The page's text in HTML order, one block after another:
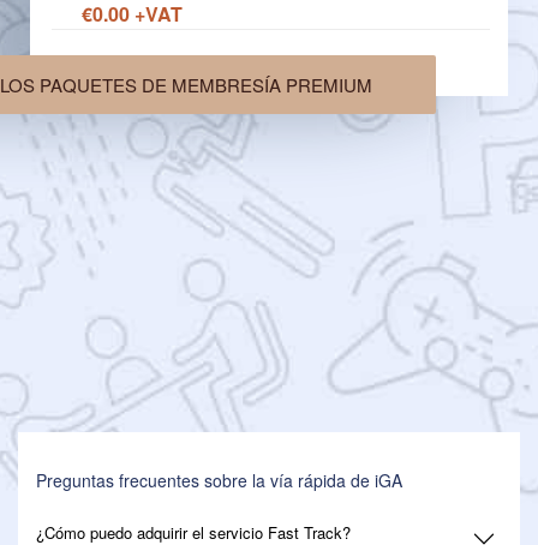
Preguntas frecuentes sobre la vía rápida de iGA
¿Cómo puedo adquirir el servicio Fast Track?
€0.00 +VAT
PAQUETES DE MEMBRESÍA PREMIUM